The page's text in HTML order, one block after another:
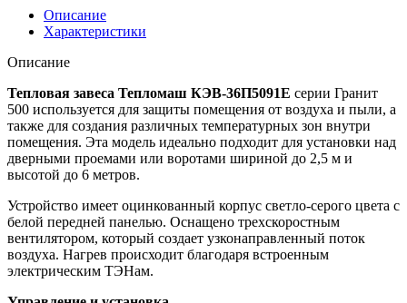
Описание
Характеристики
Описание
Тепловая завеса Тепломаш КЭВ-36П5091Е серии Гранит
500 используется для защиты помещения от воздуха и пыли, а
также для создания различных температурных зон внутри
помещения. Эта модель идеально подходит для установки над
дверными проемами или воротами шириной до 2,5 м и
высотой до 6 метров.
Устройство имеет оцинкованный корпус светло-серого цвета с
белой передней панелью. Оснащено трехскоростным
вентилятором, который создает узконаправленный поток
воздуха. Нагрев происходит благодаря встроенным
электрическим ТЭНам.